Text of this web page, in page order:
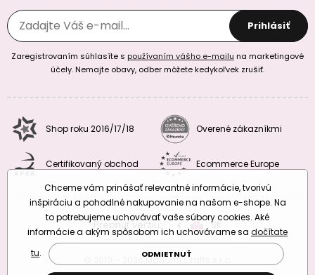
Prihlásiť
Zaregistrovaním súhlasíte s používaním vášho e-mailu na marketingové
účely. Nemajte obavy, odber môžete kedykoľvek zrušiť.
Shop roku 2016/17/18 Overené zákazníkmi
Certifikovaný obchod Ecommerce Europe
Prepnúť verziu: CZSK
© 2010 – 2026 Manumi Crafts s.r.o.
Chceme vám prinášať relevantné informácie, tvorivú
inšpiráciu a pohodlné nakupovanie na našom e-shope. Na
to potrebujeme uchovávať vaše súbory cookies. Aké
informácie a akým spôsobom ich uchovávame sa dočítate
tu. ODMIETNUŤ